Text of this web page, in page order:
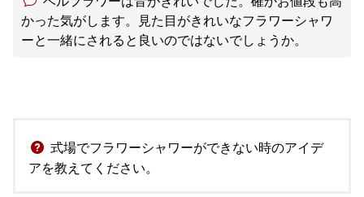
かった気がします。見た目がきれいなフラワーシャワ
ーと一緒にされると良いのではないでしょうか。
式場でフラワーシャワーができない時のアイデ
アを教えてください。